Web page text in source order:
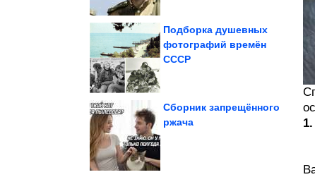
Подборка душевных
фотографий времён
СССР
Дуров сравнил ЕС с
Сборник запрещённого
ржача